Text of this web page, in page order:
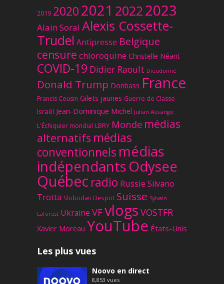
2019 20202021 20222023
Alain Soral Alexis Cossette-
Trudel Antipresse Belgique
censure chloroquine Christelle Néant
COVID-19 Didier Raoult Dieudonné
Donald Trump Donbass France
Francis Cousin Gilets jaunes Guerre de Classe
Israël Jean-Dominique Michel Julian Assange
L'Échiquier mondial LBRY Monde médias
alternatifs médias
conventionnels médias
indépendantsOdysee
Québec radio Russie Silvano
Trotta Slobodan Despot Suisse Sylvain
Laforest Ukraine VFvlogs VOSTFR
Xavier Moreau YouTube États-Unis
Les plus vues
Noovo en direct
8,853 vues